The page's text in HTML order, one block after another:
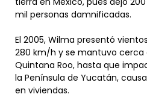
mil personas damnificadas.
El 2005, Wilma presentó
280 km/h y se mantuvo cerca
Quintana Roo, hasta que
la Península de Yucatán,
en viviendas.